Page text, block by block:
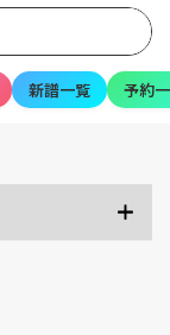
新譜一覧 予約